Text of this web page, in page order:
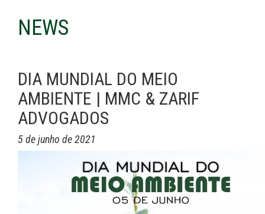
NEWS
DIA MUNDIAL DO MEIO
AMBIENTE | MMC & ZARIF
ADVOGADOS
5 de junho de 2021